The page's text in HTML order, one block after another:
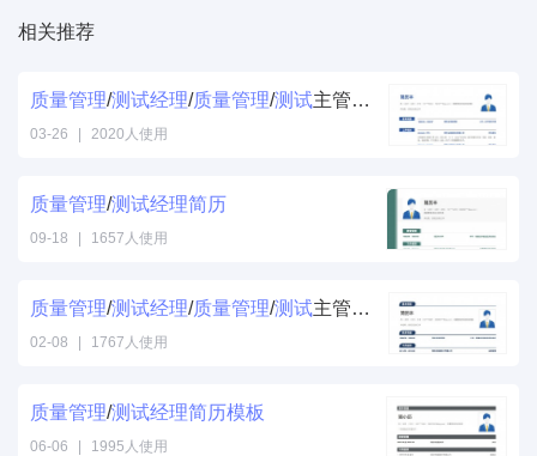
相关推荐
质量管理/测试经理/质量管理/测试主管简历 模板
03-26 2020人使用
质量管理/测试经理简历
09-18 1657人使用
质量管理/测试经理/质量管理/测试主管个人 简历模板
02-08 1767人使用
质量管理/测试经理简历模板
06-06 1995人使用